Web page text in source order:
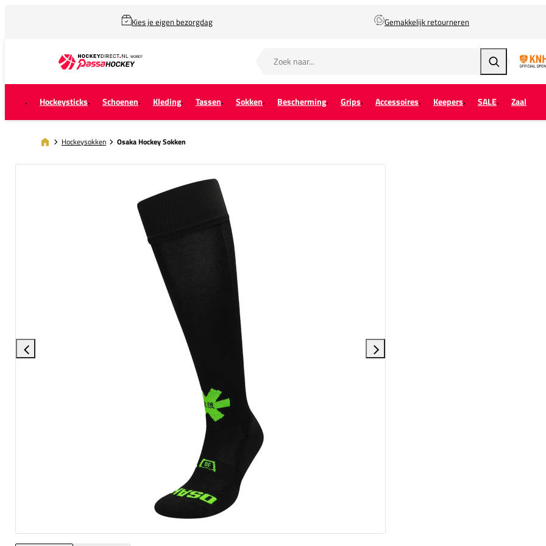
Kies je eigen bezorgdag Gemakkelijk retourneren
Zoeken
Hockeysticks Schoenen Kleding Tassen Sokken Bescherming Grips Accessoires Keepers SALE Zaal
Hockeysokken Osaka Hockey Sokken